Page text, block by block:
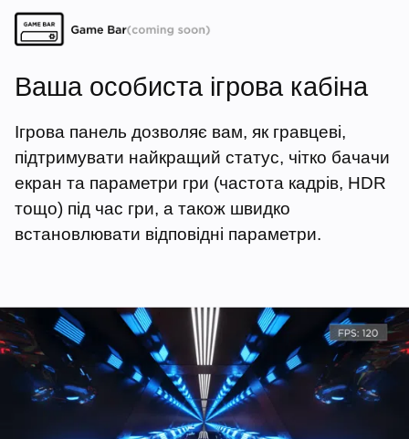
Ваша особиста ігрова кабіна
Ігрова панель дозволяє вам, як гравцеві,
підтримувати найкращий статус, чітко бачачи
екран та параметри гри (частота кадрів, HDR
тощо) під час гри, а також швидко
встановлювати відповідні параметри.